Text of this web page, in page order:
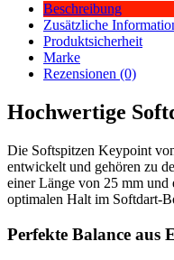
Beschreibung
Zusätzliche
Produktsicherheit
Marke
Rezensionen (0)
Hochwertige
Die Softspitzen Keypoint
entwickelt und gehören zu
einer Länge von 25 mm und
optimalen Halt im Softdart-
Perfekte Balance aus